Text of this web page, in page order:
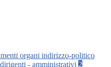
organi indirizzo-politico
- amministrativi 2